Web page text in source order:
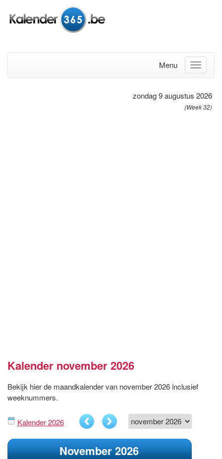
Menu
zondag 9 augustus 2026
(Week 32)
Kalender november 2026
Bekijk hier de maandkalender van november 2026 inclusief
weeknummers.
Kalender 2026
November 2026